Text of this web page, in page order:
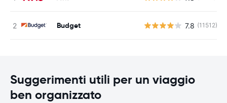
Budget 7.8 (11512)
Suggerimenti utili per un viaggio
ben organizzato